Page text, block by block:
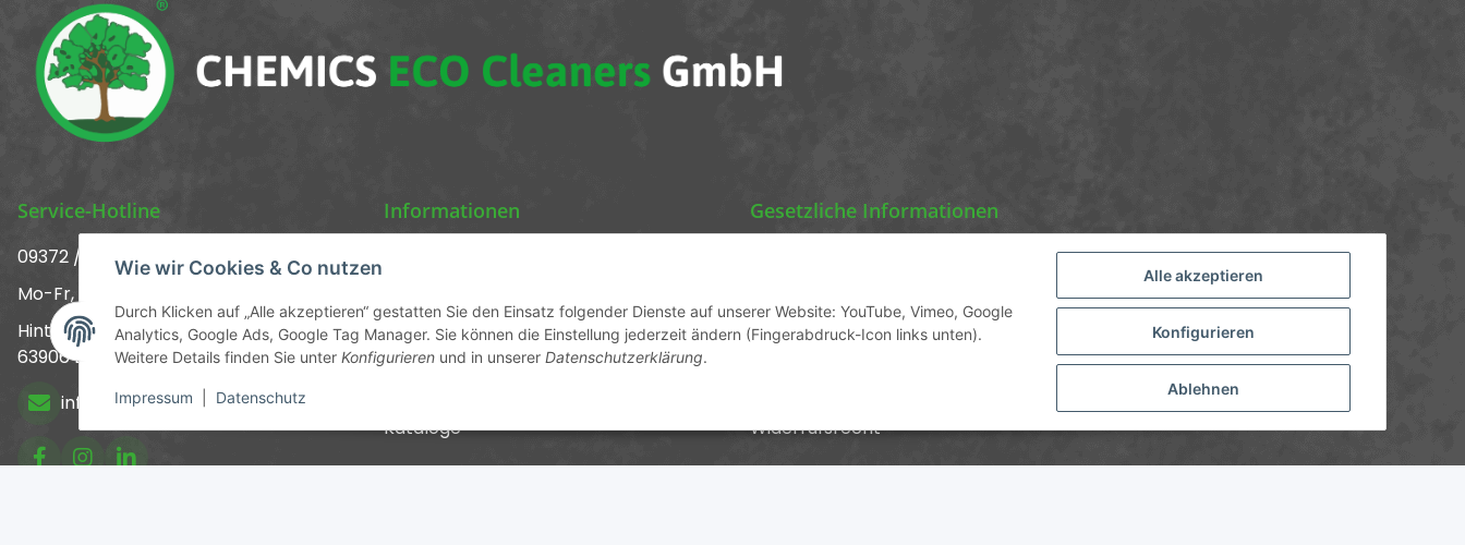
Alle akzeptieren
Konfigurieren
Ablehnen
Wie wir Cookies & Co nutzen
Durch Klicken auf „Alle akzeptieren“ gestatten Sie den Einsatz folgender Dienste auf unserer Website: YouTube, Vimeo, Google
Analytics, Google Ads, Google Tag Manager. Sie können die Einstellung jederzeit ändern (Fingerabdruck-Icon links unten).
Weitere Details finden Sie unter Konfigurieren und in unserer Datenschutzerklärung.
Impressum Datenschutz
Service-Hotline
09372 / 70 80 90
Mo-Fr, 09:00-12:00 | 13:00-17:00 Uhr
Hinter den Straßenäckern 11-13
63906 Erlenbach
info@chemics.eu
Informationen
Kontakt
Versandinformationen
Kataloge
Gesetzliche Informationen
AGB
Sitemap
Widerrufsrecht